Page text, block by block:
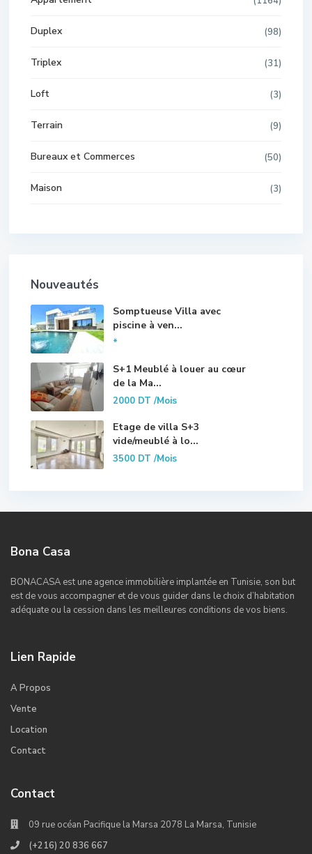
Duplex (98)
Triplex (31)
Loft (3)
Terrain (9)
Bureaux et Commerces (50)
Maison (3)
Nouveautés
Somptueuse Villa avec
piscine à ven...
*
S+1 Meublé à louer au cœur
de la Ma...
2000 DT/Mois
Etage de villa S+3
vide/meublé à lo...
3500 DT/Mois
Bona Casa
BONACASA est une agence immobilière implantée en Tunisie, son but
est de vous accompagner et de vous guider dans le choix d’habitation
adéquate ou la cession dans les meilleures conditions de vos biens.
Lien Rapide
A Propos
Vente
Location
Contact
Contact
09 rue océan Pacifique la Marsa 2078 La Marsa, Tunisie
(+216) 20 836 667